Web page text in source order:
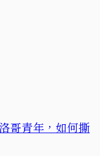
哥青年，如何撕